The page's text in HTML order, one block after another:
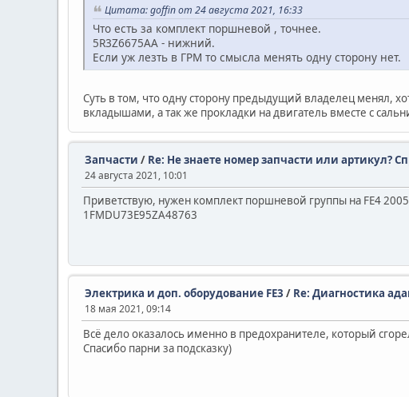
Цитата: goffin от 24 августа 2021, 16:33
Что есть за комплект поршневой , точнее.
5R3Z6675AA - нижний.
Если уж лезть в ГРМ то смысла менять одну сторону нет.
Суть в том, что одну сторону предыдущий владелец менял,
вкладышами, а так же прокладки на двигатель вместе с
Запчасти / Re: Не знаете номер запчасти или артикул?
24 августа 2021, 10:01
Приветствую, нужен комплект поршневой группы на FE4
1FMDU73E95ZA48763
Электрика и доп. оборудование FE3 / Re: Диагностика
18 мая 2021, 09:14
Всё дело оказалось именно в предохранителе, который
Спасибо парни за подсказку)